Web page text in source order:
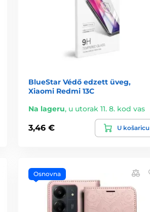
BlueStar Védő edzett üveg,
Xiaomi Redmi 13C
Na lageru, u utorak 11. 8. kod vas
3,46 € U košaricu
Osnovna